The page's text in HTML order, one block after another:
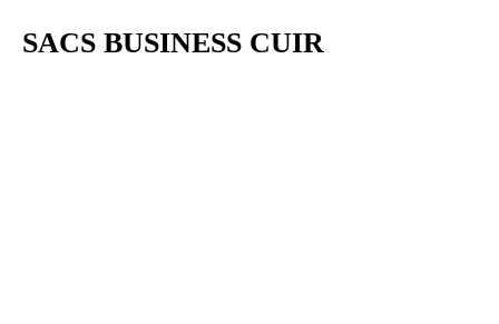
SACS BUSINESS CUIR